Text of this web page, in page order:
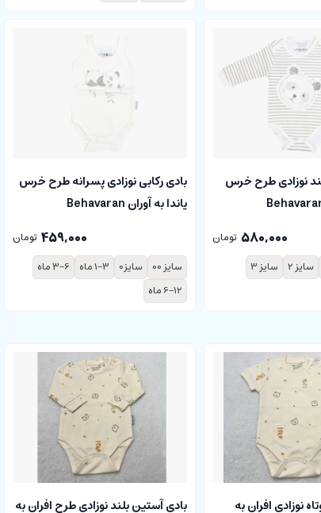
نوزادی طرح خرس
580,000 تومان
سایز 2
سایز 3
بادی رکابی نوزادی پسرانه طرح خرس
پاندا به آوران Behavaran
459,000 تومان
سایز 00
سایز0 1-3 ماه
3-6 ماه
6-12 ماه
نوزادی افران به
بادی آستین بلند نوزادی طرح افران به